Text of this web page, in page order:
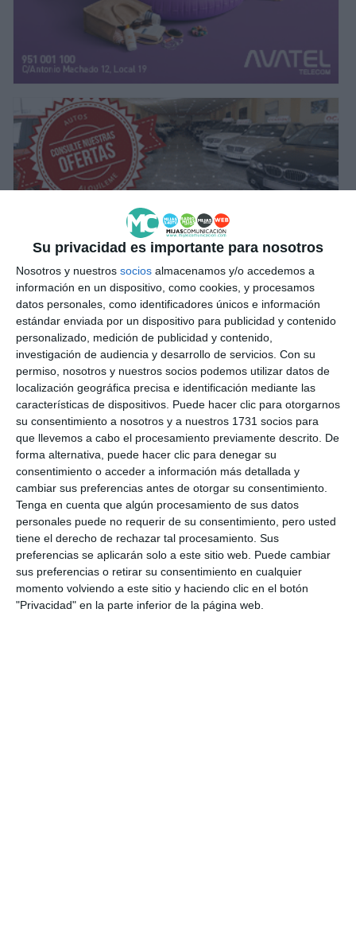
Su privacidad es importante para nosotros
Nosotros y nuestros socios almacenamos y/o accedemos a
información en un dispositivo, como cookies, y procesamos
datos personales, como identificadores únicos e información
estándar enviada por un dispositivo para publicidad y contenido
personalizado, medición de publicidad y contenido,
investigación de audiencia y desarrollo de servicios. Con su
permiso, nosotros y nuestros socios podemos utilizar datos de
localización geográfica precisa e identificación mediante las
características de dispositivos. Puede hacer clic para otorgarnos
su consentimiento a nosotros y a nuestros 1731 socios para
que llevemos a cabo el procesamiento previamente descrito. De
forma alternativa, puede hacer clic para denegar su
consentimiento o acceder a información más detallada y
cambiar sus preferencias antes de otorgar su consentimiento.
Tenga en cuenta que algún procesamiento de sus datos
personales puede no requerir de su consentimiento, pero usted
tiene el derecho de rechazar tal procesamiento. Sus
preferencias se aplicarán solo a este sitio web. Puede cambiar
sus preferencias o retirar su consentimiento en cualquier
momento volviendo a este sitio y haciendo clic en el botón
"Privacidad" en la parte inferior de la página web.